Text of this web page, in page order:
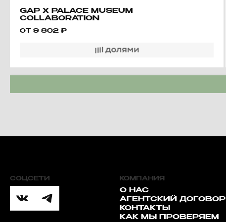
GAP X PALACE MUSEUM
COLLABORATION
HOODED JACKET SPRING
ОТ 9 802 ₽
СОЦСЕТИ КОМПАНИЯ
О НАС
АГЕНТСКИЙ ДОГОВОР
КОНТАКТЫ
КАК МЫ ПРОВЕРЯЕМ